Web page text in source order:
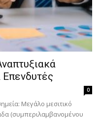
Επενδυτές
0
Μεγάλο μεσιτικό
(συμπεριλαμβανομένου